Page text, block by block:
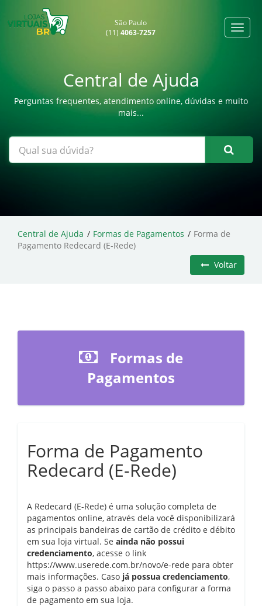
São Paulo
(11)4063-7257
Central de Ajuda
Perguntas frequentes, atendimento online, dúvidas e muito
mais...
Central de Ajuda Formas de Pagamentos
Forma de
Pagamento Redecard (E-Rede)
Voltar
Formas de
Pagamentos
Forma de Pagamento
Redecard (E-Rede)
A Redecard (E-Rede) é uma solução completa de
pagamentos online, através dela você disponibilizará
as principais bandeiras de cartão de crédito e débito
em sua loja virtual. Se ainda não possui
credenciamento, acesse o link
https://www.userede.com.br/novo/e-rede para obter
mais informações. Caso já possua credenciamento,
siga o passo a passo abaixo para configurar a forma
de pagamento em sua loja.